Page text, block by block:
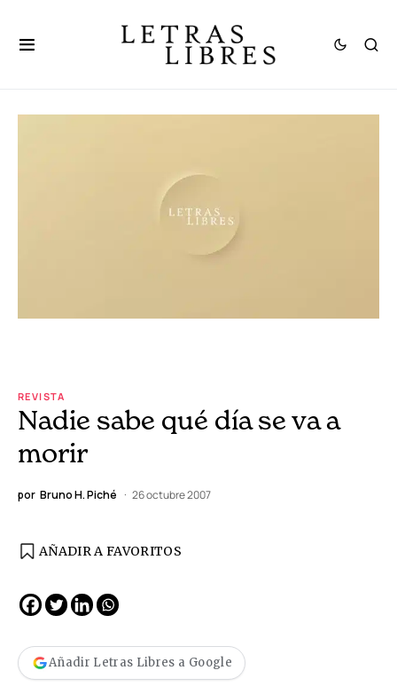
REVISTA
Nadie sabe qué día se va a
morir
por Bruno H. Piché 26 octubre 2007
AÑADIR A FAVORITOS
Añadir Letras Libres a Google